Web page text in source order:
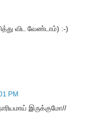
விட வேண்டாம்) :-)
PM
இருக்குமோ//